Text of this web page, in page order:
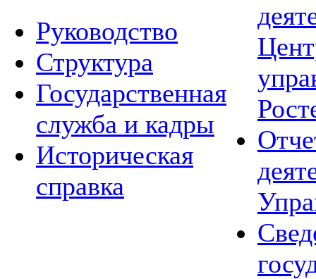
Руководство
Структура
Государственная
служба и кадры
Историческая
справка